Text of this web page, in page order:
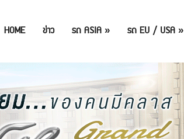
HOME ข่าว รถ ASIA » รถ EU / USA »